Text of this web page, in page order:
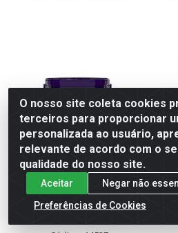
TINTA DEMAIS 3 LT
CAMARAO
O nosso site coleta cookies
terceiros para proporcionar
personalizada ao usuário,
relevante de acordo com o
qualidade do nosso site.
Aceitar
Negar não
Preferências de Cookies